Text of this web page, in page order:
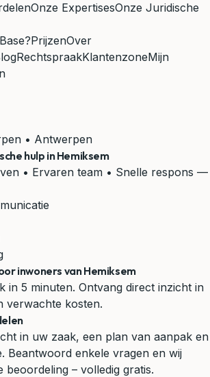
Onze ExpertisesOnze Juridische
PrijzenOver
RechtspraakKlantenzoneMijn
• Antwerpen
hulp inHemiksem
• Ervaren team • Snelle respons —
inwoners van Hemiksem
in 5 minuten. Ontvang direct inzicht in
verwachte kosten.
in uw zaak, een plan van aanpak en
Beantwoord enkele vragen en wij
beoordeling – volledig gratis.